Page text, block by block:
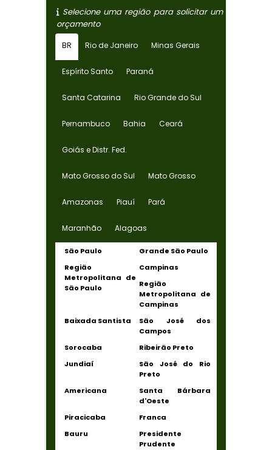
Selecione uma região para solicitar um
orçamento
BR Rio de Janeiro Minas Gerais
Espírito Santo Paraná
Santa Catarina Rio Grande do Sul
Pernambuco Bahia Ceará
Goiás e Distr. Fed.
Mato Grosso do Sul Mato Grosso
Amazonas Piauí Pará
Maranhão Alagoas
São Paulo
Grande São Paulo
Região
Metropolitana de
São Paulo
Campinas
Região
Metropolitana de
Campinas
Baixada Santista
São José dos
Campos
Sorocaba
Ribeirão Preto
Jundiaí
São José do Rio
Preto
Americana
Santa Bárbara
d'Oeste
Piracicaba
Franca
Bauru
Presidente
Prudente